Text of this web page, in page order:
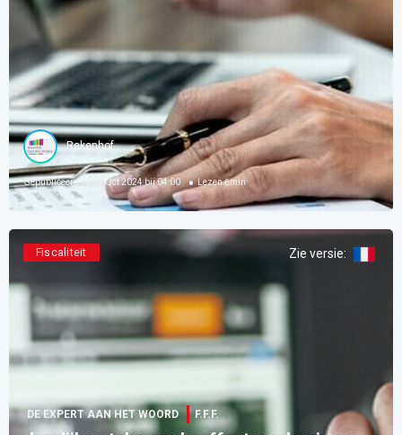
Rekenhof
Gepubliceerd op 24 Oct 2024 bij 04:00 Lezen6min
Fiscaliteit Zie versie:
DE EXPERT AAN HET WOORD F.F.F.